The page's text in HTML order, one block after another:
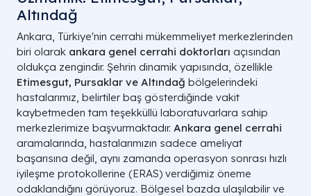
Altındağ
Ankara, Türkiye'nin cerrahi mükemmeliyet merkezlerinden
biri olarak ankara genel cerrahi doktorları açısından
oldukça zengindir. Şehrin dinamik yapısında, özellikle
Etimesgut, Pursaklar ve Altındağ bölgelerindeki
hastalarımız, belirtiler baş gösterdiğinde vakit
kaybetmeden tam teşekküllü laboratuvarlara sahip
merkezlerimize başvurmaktadır. Ankara genel cerrahi
aramalarında, hastalarımızın sadece ameliyat
başarısına değil, aynı zamanda operasyon sonrası hızlı
iyileşme protokollerine (ERAS) verdiğimiz öneme
odaklandığını görüyoruz. Bölgesel bazda ulaşılabilir ve